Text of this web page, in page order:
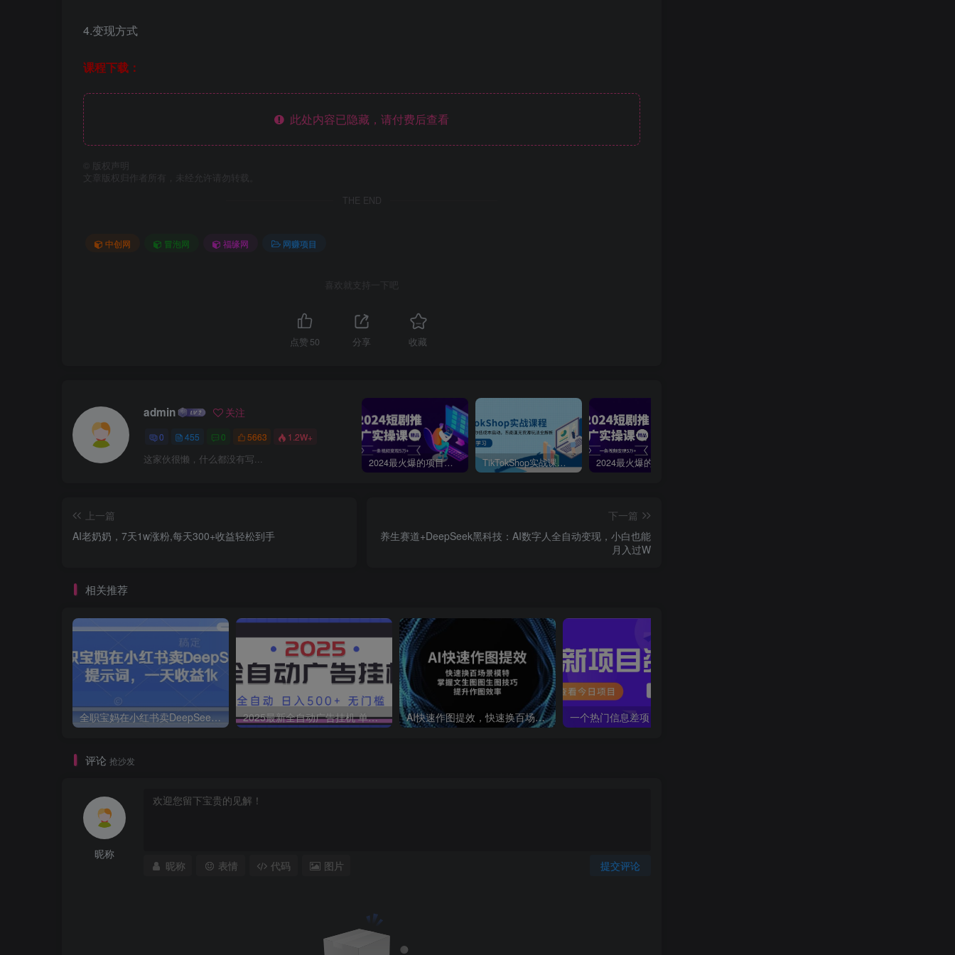
4.变现方式
课程下载：
此处内容已隐藏，请付费后查看
版权声明
文章版权归作者所有，未经允许请勿转载。
THE END
中创网 冒泡网 福缘网 网赚项目
喜欢就支持一下吧
点赞 50 分享 收藏
admin 关注
0 455 0 5663 1.2W+
这家伙很懒，什么都没有写... 2024最火爆的项目短剧推广实操课，一条视频变现5万+【附软件工具】 TikTokShop实战课程，手把手教你低成本启动，东南亚无货源玩法全解析
上一篇
AI老奶奶，7天1w涨粉,每天300+收益轻松到手
下一篇
养生赛道+DeepSeek黑科技：AI数字人全自动变现，小白也能
月入过W
相关推荐
全职宝妈在小红书卖DeepSeek提示词，一天收益1k 2025最新全自动广告挂机 单机500+实操分享 小白可无脑操作 AI快速作图提效，快速换百场景模特，掌握文生图图生图技巧，提升作图效率
评论 抢沙发
昵称
提交评论
昵称 表情 代码 图片